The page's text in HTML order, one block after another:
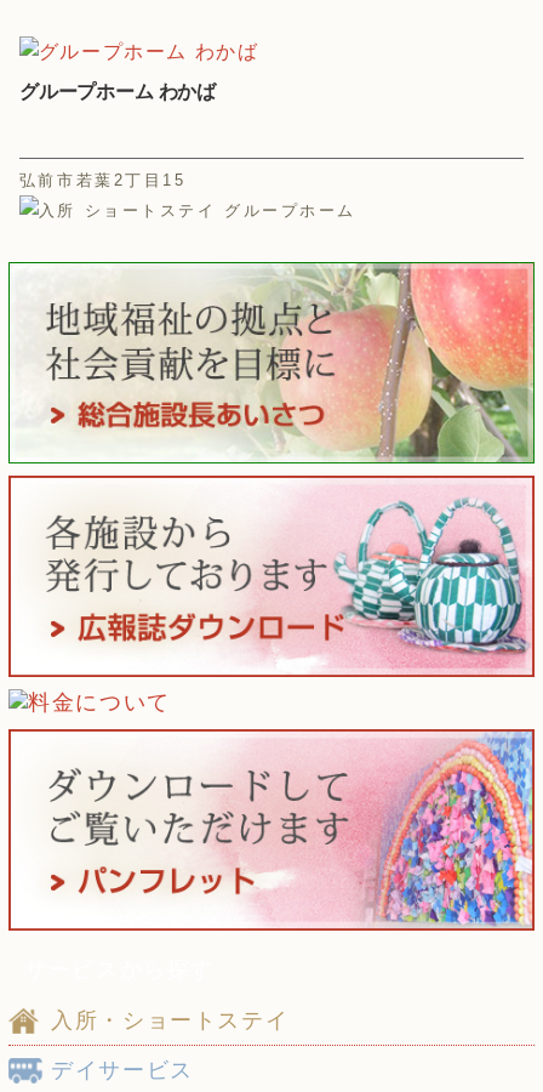
グループホーム わかば
弘前市若葉2丁目15
入所・ショートステイ
デイサービス